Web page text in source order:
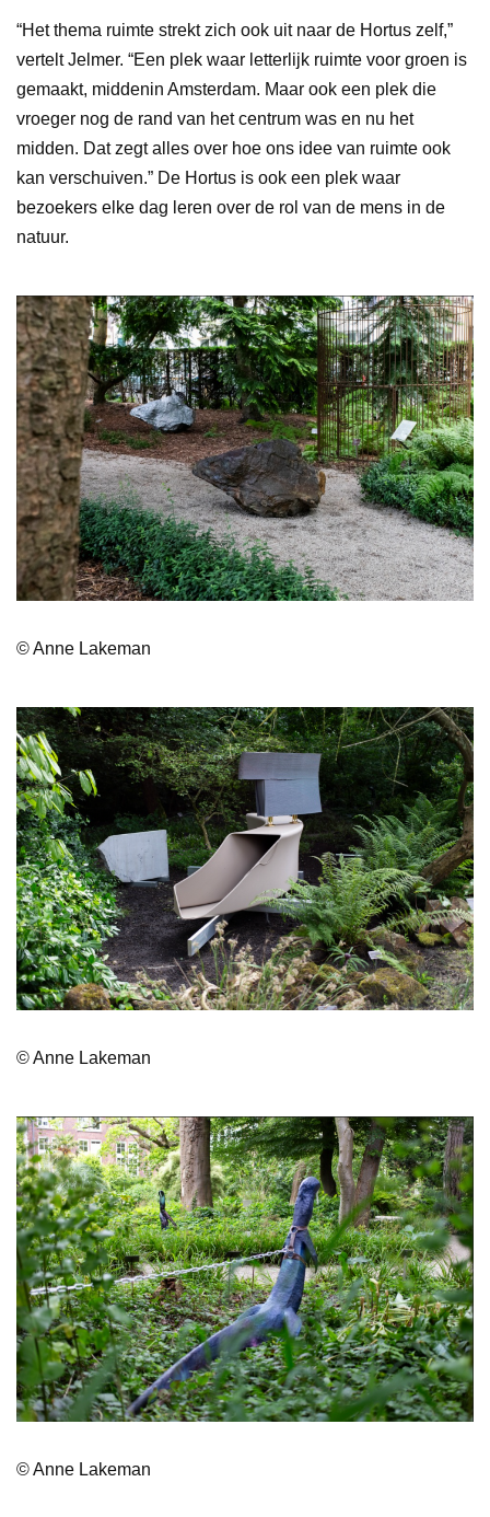
“Het thema ruimte strekt zich ook uit naar de Hortus zelf,”
vertelt Jelmer. “Een plek waar letterlijk ruimte voor groen is
gemaakt, middenin Amsterdam. Maar ook een plek die
vroeger nog de rand van het centrum was en nu het
midden. Dat zegt alles over hoe ons idee van ruimte ook
kan verschuiven.” De Hortus is ook een plek waar
bezoekers elke dag leren over de rol van de mens in de
natuur.
© Anne Lakeman
© Anne Lakeman
© Anne Lakeman